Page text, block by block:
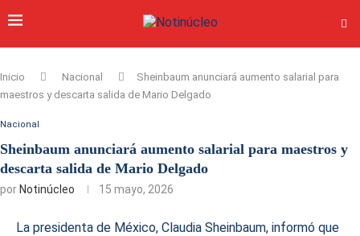
Inicio Nacional
Sheinbaum anunciará aumento salarial para
maestros y descarta salida de Mario Delgado
Nacional
Sheinbaum anunciará aumento salarial para maestros y
descarta salida de Mario Delgado
por Notinúcleo 15 mayo, 2026
La presidenta de México, Claudia Sheinbaum, informó que